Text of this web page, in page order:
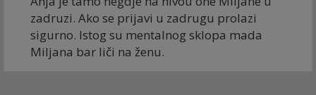
zadruzi. Ako se prijavi u zadrugu prolazi
sigurno. Istog su mentalnog sklopa mada
Miljana bar liči na ženu.